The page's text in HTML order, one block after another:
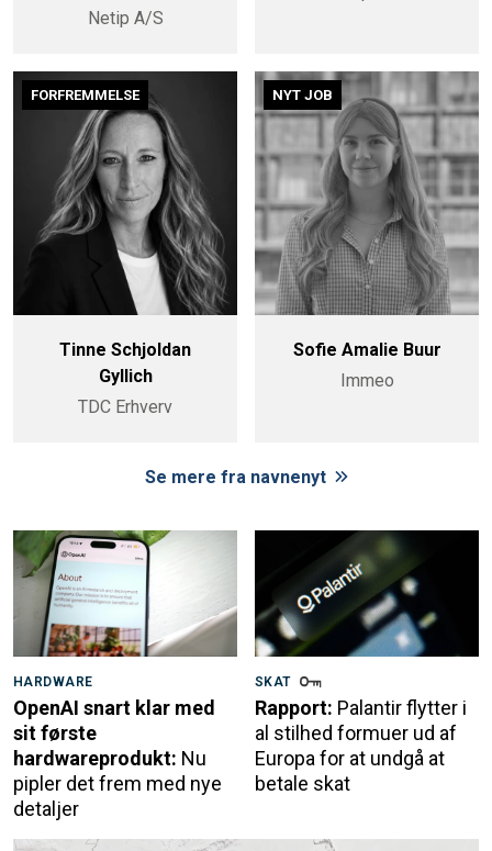
Netip A/S
FORFREMMELSE
Tinne Schjoldan
Gyllich
TDC Erhverv
NYT JOB
Sofie Amalie Buur
Immeo
Se mere fra navnenyt
HARDWARE
OpenAI snart klar med
sit første
hardwareprodukt: Nu
pipler det frem med nye
detaljer
SKAT
Rapport: Palantir flytter i
al stilhed formuer ud af
Europa for at undgå at
betale skat